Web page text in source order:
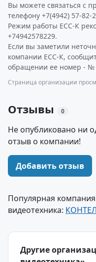
Вы можете связаться с
телефону +7(4942) 57-82-
Режим работы ЕСС-К
+74942578229.
Если вы заметили
компании ЕСС-К,
обращении ее номер - №
Страница организации
Отзывы 0
Не опубликовано ни
отзыв о компании!
Добавить отзыв
Популярная
видеотехника:
Другие